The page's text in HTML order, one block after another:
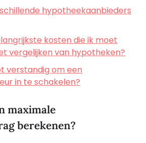
hypotheekaanbieders
kosten die ik moet
vergelijken van hypotheken?
verstandig om een
in te schakelen?
maximale
berekenen?